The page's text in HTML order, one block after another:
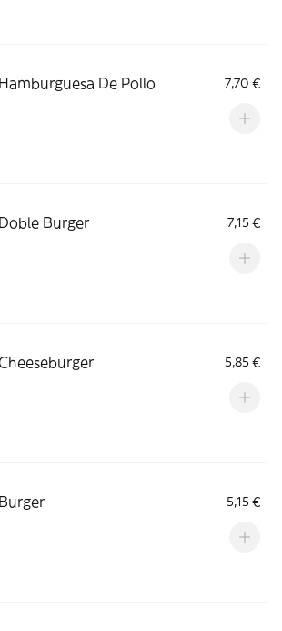
Hamburguesa De Pollo 7,70 €
Doble Burger 7,15 €
5,85 €
Burger 5,15 €